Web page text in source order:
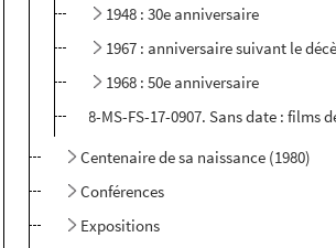
1948 : 30e anniversaire
1967 : anniversaire suivant le
1968 : 50e anniversaire
8-MS-FS-17-0907. Sans date :
Centenaire de sa naissance (1980)
Conférences
Expositions